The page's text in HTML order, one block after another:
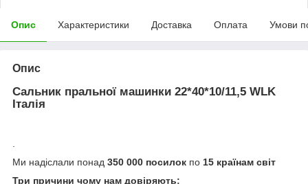
Опис Характеристики Доставка Оплата Умови
Опис
Сальник пральної машинки 22*40*10/11,5 WLK
Італія
Ми надіслали понад 350 000 посилок по 15 країнам світ
Три причини чому нам довіряють: